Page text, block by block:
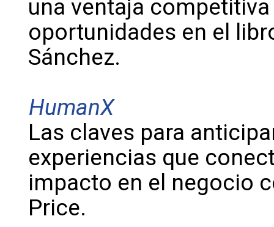
una ventaja
oportunidades en el
Sánchez.
HumanX
Las claves para
experiencias que
impacto en el negocio
Price.